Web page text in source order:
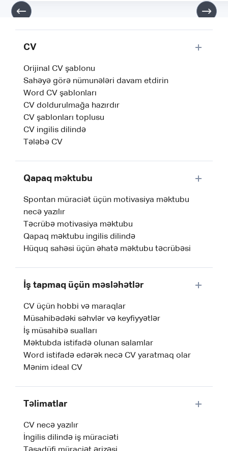
CV
Orijinal CV şablonu
Sahəyə görə nümunələri davam etdirin
Word CV şablonları
CV doldurulmağa hazırdır
CV şablonları toplusu
CV ingilis dilində
Tələbə CV
Qapaq məktubu
Spontan müraciət üçün motivasiya məktubu
necə yazılır
Təcrübə motivasiya məktubu
Qapaq məktubu ingilis dilində
Hüquq sahəsi üçün əhatə məktubu təcrübəsi
İş tapmaq üçün məsləhətlər
CV üçün hobbi və maraqlar
Müsahibədəki səhvlər və keyfiyyətlər
İş müsahibə sualları
Məktubda istifadə olunan salamlar
Word istifadə edərək necə CV yaratmaq olar
Mənim ideal CV
Təlimatlar
CV necə yazılır
İngilis dilində iş müraciəti